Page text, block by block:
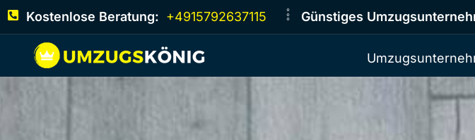
Kostenlose Beratung: +4915792637115 Günstiges